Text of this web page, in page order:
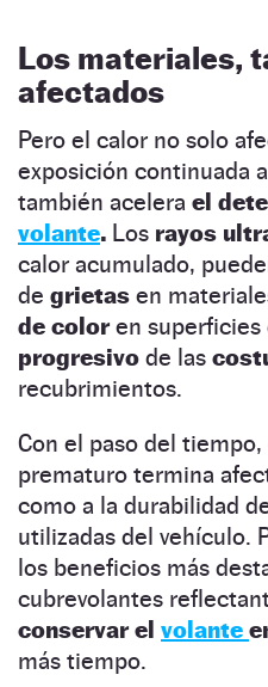
Los materiales,
afectados
Pero el calor no solo
exposición continuada
también acelera el
volante. Los rayos
calor acumulado,
de grietas en
de coloren superficies
progresivo de las
recubrimientos.
Con el paso del
prematuro termina
como a la durabilidad
utilizadas del vehículo.
los beneficios más
cubrevolantes
conservar el volante
más tiempo.